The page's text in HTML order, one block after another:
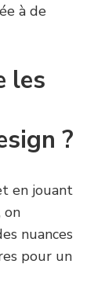
à de
les
?
en jouant
on
nuances
pour un